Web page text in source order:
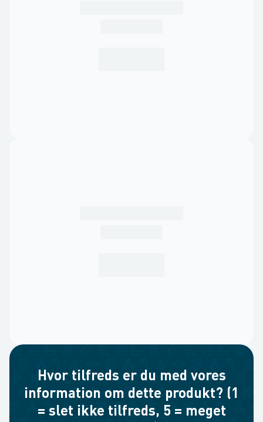
Hvor tilfreds er du med vores
information om dette produkt? (1
= slet ikke tilfreds, 5 = meget